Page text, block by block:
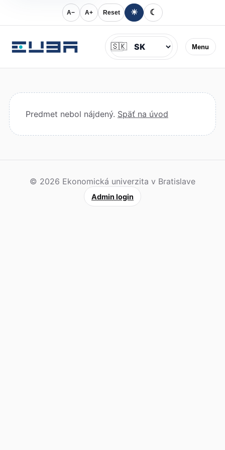
A− A+ Reset ☀ ☾
Menu
Jazyk
🇸🇰
Predmet nebol nájdený. Späť na úvod
© 2026 Ekonomická univerzita v Bratislave
Admin login